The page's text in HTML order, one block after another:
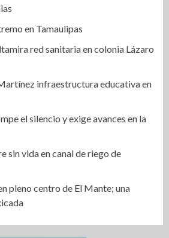
en Tamaulipas
red sanitaria en colonia Lázaro
infraestructura educativa en
el silencio y exige avances en la
sin vida en canal de riego de
pleno centro de El Mante; una